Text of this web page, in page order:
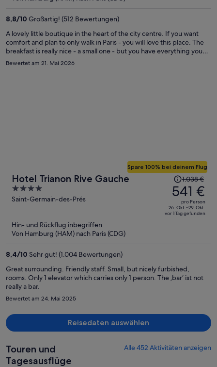
Person
8,8/10 Großartig! (512 Bewertungen)
A lovely little boutique in the heart of the city centre. If you want
comfort and plan to only walk in Paris - you will love this place. The
breakfast is really nice - a small one - but you have everything you
need, and also tasty! ☺️
Bewertet am 21. Mai 2026
Hotel Trianon Rive Gauche
4
out
Saint-Germain-des-Prés
Spare 100% bei deinem Flug
Der
Preis
betrug
1.038 €,
jetzt
Person
1.038 €
541 €
pro Person
26. Okt.–29. Okt.
vor 1 Tag gefunden
Hin- und Rückflug inbegriffen
Von Hamburg (HAM) nach Paris (CDG)
8,4/10 Sehr gut! (1.004 Bewertungen)
Great surrounding. Friendly staff. Small, but nicely furbished,
rooms. Only 1 elevator which carries only 1 person. The ‚bar‘ ist not
really a bar.
Bewertet am 24. Mai 2025
Reisedaten auswählen
Touren und
Tagesausflüge
Alle 452 Aktivitäten anzeigen